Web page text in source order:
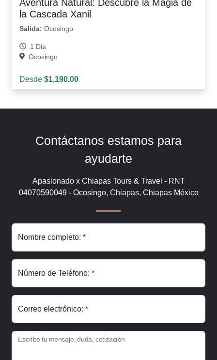
Aventura Natural: Descubre la Magia de
la Cascada Xanil
Salida: Ocosingo
1 Dia
Ocosingo
Desde $1,190.00
Contáctanos estamos para
ayudarte
Apasionado x Chiapas Tours & Travel - RNT
04070590049 - Ocosingo, Chiapas, Chiapas México
Nombre completo: *
Número de Teléfono: *
Correo electrónico: *
Escribe tu mensaje, duda, cotización